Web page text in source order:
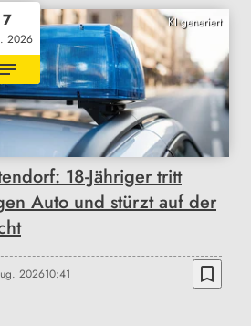
KI generiert
7
2026
18-Jähriger tritt
Auto und stürzt auf der
202610:41 bookmark_border